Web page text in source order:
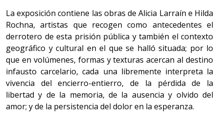
La exposición contiene las obras de Alicia Larraín e Hilda
Rochna, artistas que recogen como antecedentes el
derrotero de esta prisión pública y también el contexto
geográfico y cultural en el que se halló situada; por lo
que en volúmenes, formas y texturas acercan al destino
infausto carcelario, cada una libremente interpreta la
vivencia del encierro-entierro, de la pérdida de la
libertad y de la memoria, de la ausencia y olvido del
amor; y de la persistencia del dolor en la esperanza.